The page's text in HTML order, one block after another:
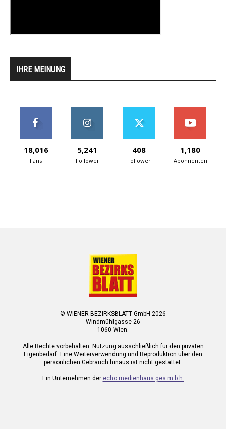
IHRE MEINUNG
18,016
Fans
5,241
Follower
408
Follower
1,180
Abonnenten
© WIENER BEZIRKSBLATT GmbH 2026
Windmühlgasse 26
1060 Wien.
Alle Rechte vorbehalten. Nutzung ausschließlich für den privaten
Eigenbedarf. Eine Weiterverwendung und Reproduktion über den
persönlichen Gebrauch hinaus ist nicht gestattet.
Ein Unternehmen der echo medienhaus ges.m.b.h.